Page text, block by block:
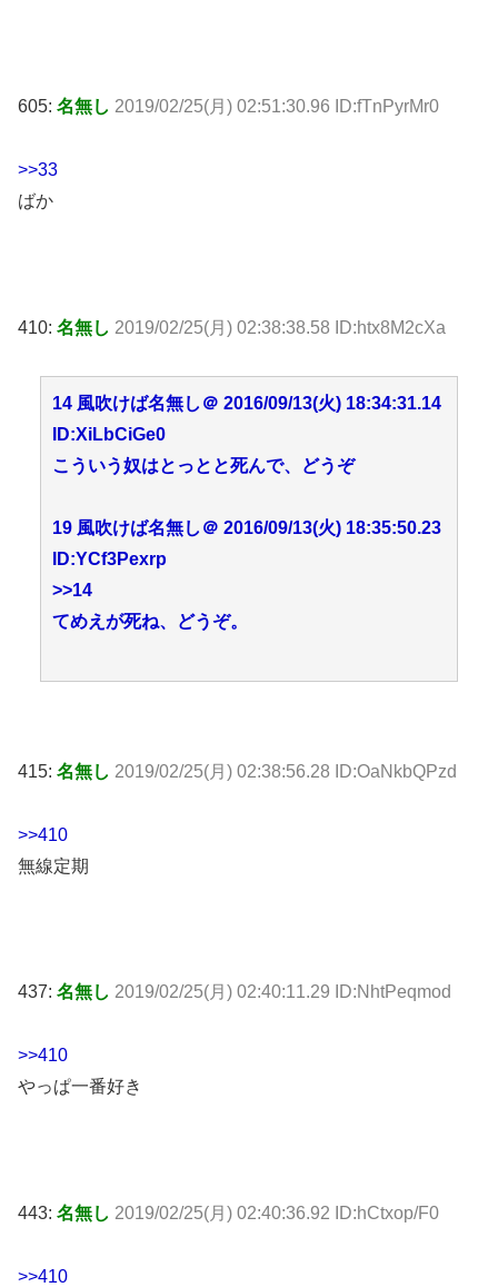
605: 名無し 2019/02/25(月) 02:51:30.96 ID:fTnPyrMr0
>>33
ばか
410: 名無し 2019/02/25(月) 02:38:38.58 ID:htx8M2cXa
14 風吹けば名無し＠ 2016/09/13(火) 18:34:31.14
ID:XiLbCiGe0
こういう奴はとっとと死んで、どうぞ
19 風吹けば名無し＠ 2016/09/13(火) 18:35:50.23
ID:YCf3Pexrp
>>14
てめえが死ね、どうぞ。
415: 名無し 2019/02/25(月) 02:38:56.28 ID:OaNkbQPzd
>>410
無線定期
437: 名無し 2019/02/25(月) 02:40:11.29 ID:NhtPeqmod
>>410
やっぱ一番好き
443: 名無し 2019/02/25(月) 02:40:36.92 ID:hCtxop/F0
>>410